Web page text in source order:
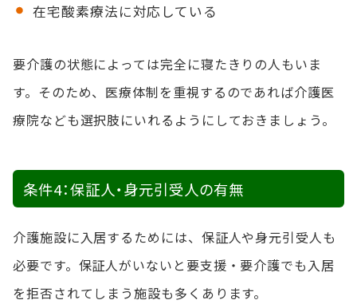
在宅酸素療法に対応している
要介護の状態によっては完全に寝たきりの人もいま
す。そのため、医療体制を重視するのであれば介護医
療院なども選択肢にいれるようにしておきましょう。
条件4：保証人・身元引受人の有無
介護施設に入居するためには、保証人や身元引受人も
必要です。保証人がいないと要支援・要介護でも入居
を拒否されてしまう施設も多くあります。